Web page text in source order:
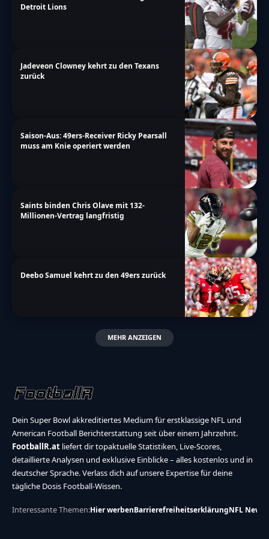
Detroit Lions
Jadeveon Clowney kehrt zu den Texans
zurück
Saison-Aus: 49ers-Receiver Ricky Pearsall
muss am Knie operiert werden
Saints binden Chris Olave mit 132-
Millionen-Vertrag langfristig
Deebo Samuel kehrt zu den 49ers zurück
MEHR ANZEIGEN
Dein Super Bowl akkreditiertes Medium für erstklassige NFL und
American Football Berichterstattung seit über einem Jahrzehnt.
FootballR.at liefert dir topaktuelle Statistiken, Live-Scores,
detaillierte Analysen und exklusive Einblicke – alles kostenlos und in
deutscher Sprache. Verlass dich auf unsere Expertise für deine
tägliche Dosis Football-Wissen.
Interessante Themen:Hier werbenBarrierefreiheitserklärungNFL News